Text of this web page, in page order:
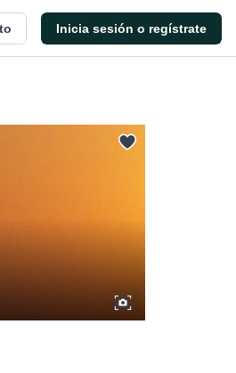
Inicia sesión o regístrate